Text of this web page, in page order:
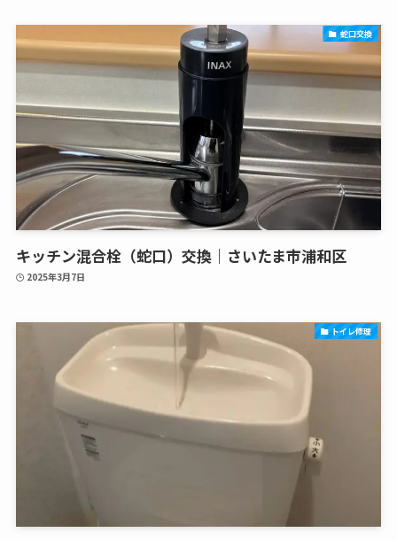
蛇口交換
キッチン混合栓（蛇口）交換｜さいたま市浦和区
2025年3月7日
トイレ修理